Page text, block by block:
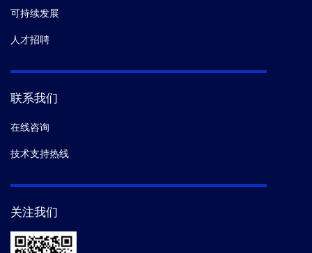
可持续发展
人才招聘
联系我们
在线咨询
技术支持热线
关注我们